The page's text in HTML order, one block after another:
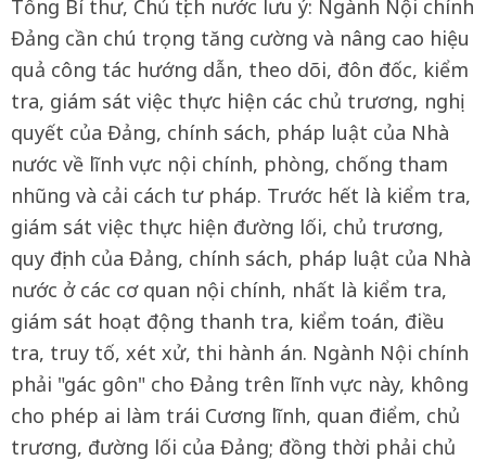
Tổng Bí thư, Chủ tịch nước lưu ý: Ngành Nội chính
Đảng cần chú trọng tăng cường và nâng cao hiệu
quả công tác hướng dẫn, theo dõi, đôn đốc, kiểm
tra, giám sát việc thực hiện các chủ trương, nghị
quyết của Đảng, chính sách, pháp luật của Nhà
nước về lĩnh vực nội chính, phòng, chống tham
nhũng và cải cách tư pháp. Trước hết là kiểm tra,
giám sát việc thực hiện đường lối, chủ trương,
quy định của Đảng, chính sách, pháp luật của Nhà
nước ở các cơ quan nội chính, nhất là kiểm tra,
giám sát hoạt động thanh tra, kiểm toán, điều
tra, truy tố, xét xử, thi hành án. Ngành Nội chính
phải "gác gôn" cho Đảng trên lĩnh vực này, không
cho phép ai làm trái Cương lĩnh, quan điểm, chủ
trương, đường lối của Đảng; đồng thời phải chủ